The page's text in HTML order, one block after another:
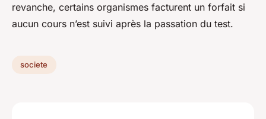
revanche, certains organismes facturent un forfait si
aucun cours n’est suivi après la passation du test.
societe